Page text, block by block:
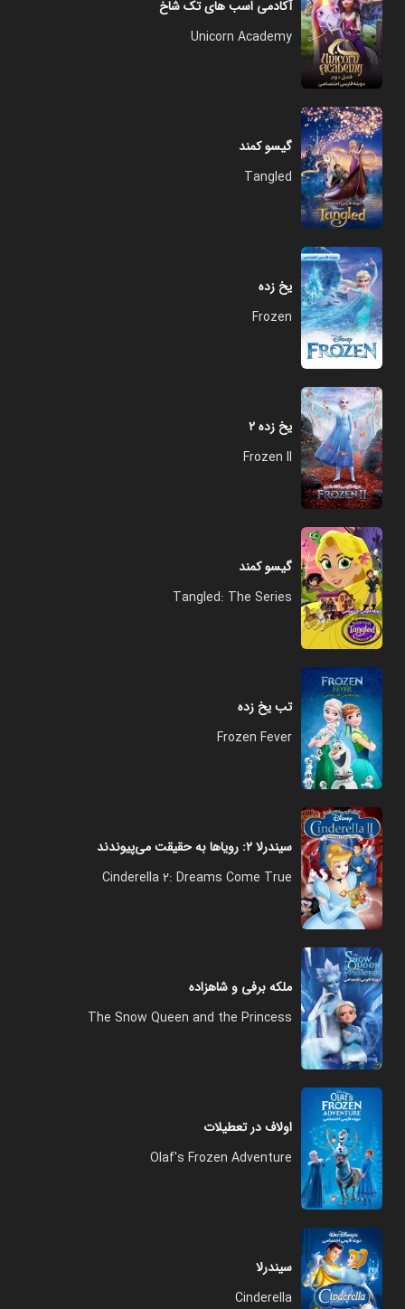
آکادمی اسب های تک شاخ
Unicorn Academy
گیسو کمند
Tangled
یخ زده
Frozen
یخ‌ زده ۲
Frozen II
گیسو کمند
Tangled: The Series
تب یخ زده
Frozen Fever
سیندرلا ۲: رویاها به حقیقت می‌پیوندند
Cinderella 2: Dreams Come True
ملکه برفی و شاهزاده
The Snow Queen and the Princess
اولاف در تعطیلات
Olaf's Frozen Adventure
سیندرلا
Cinderella